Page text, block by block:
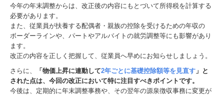
今年の年末調整からは、改正後の内容にもとづいて所得税を計算する
必要があります。
また、従業員が扶養する配偶者・親族の控除を受けるための年収の
ボーダーラインや、パートやアルバイトの就労調整等にも影響があり
ます。
改正の内容を正しく把握して、従業員へ早めにお知らせしましょう。
さらに、
「物価上昇に連動して2年ごとに基礎控除額等を見直す 」と
された点は、今回の改正において特に注目すべきポイントです。
今後は、定期的に年末調整事務や、その翌年の源泉徴収事務に変更が